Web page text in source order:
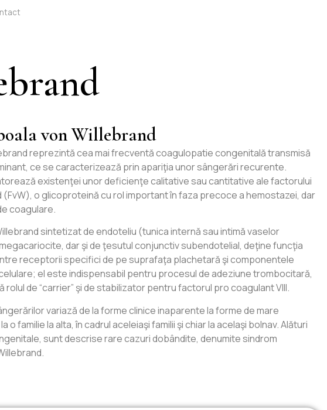
von Willebrand
reprezintă cea mai frecventă coagulopatie congenitală transmisă
ce se caracterizează prin apariţia unor sângerări recurente.
existenţei unor deficienţe calitative sau cantitative ale factorului
(FvW), o glicoproteină cu rol important în faza precoce a hemostazei, dar
coagulare.
sintetizat de endoteliu (tunica internă sau intimă vaselor
dar şi de ţesutul conjunctiv subendotelial, deţine funcţia
receptorii specifici de pe suprafaţa plachetară şi componentele
el este indispensabil pentru procesul de adeziune trombocitară,
rolul de “carrier” şi de stabilizator pentru factorul pro coagulant VIII.
variază de la forme clinice inaparente la forme de mare
o familie la alta, în cadrul aceleiaşi familii şi chiar la acelaşi bolnav. Alături
sunt descrise rare cazuri dobândite, denumite sindrom